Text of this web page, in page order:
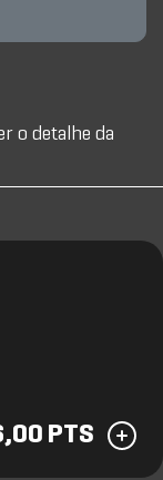
o detalhe da
PTS